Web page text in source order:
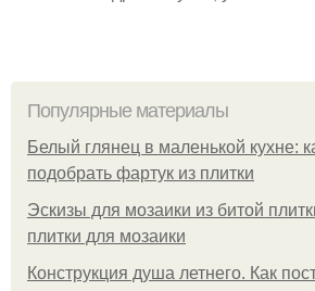
Популярные материалы
Белый глянец в маленькой кухне:
подобрать фартук из плитки
Эскизы для мозаики из битой
плитки для мозаики
Конструкция душа летнего. Как